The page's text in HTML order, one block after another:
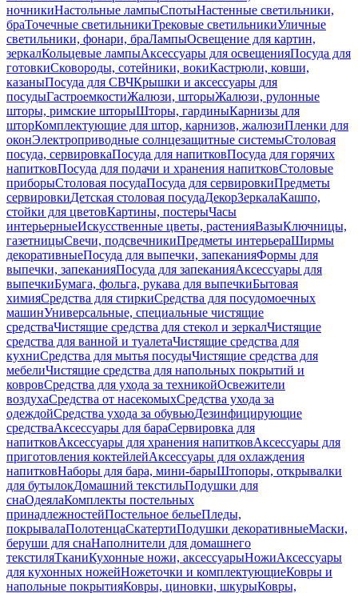
ночникиНастольные лампыСпотыНастенные светильники,
браТочечные светильникиТрековые светильникиУличные
светильники, фонари, браЛампыОсвещение для картин,
зеркалКольцевые лампыАксессуары для освещенияПосуда для
готовкиСковороды, сотейники, вокиКастрюли, ковши,
казаныПосуда для СВЧКрышки и аксессуары для
посудыГастроемкостиЖалюзи, шторыЖалюзи, рулонные
шторы, римские шторыШторы, гардиныКарнизы для
шторКомплектующие для штор, карнизов, жалюзиПленки для
оконЭлектроприводные солнцезащитные системыСтоловая
посуда, сервировкаПосуда для напитковПосуда для горячих
напитковПосуда для подачи и хранения напитковСтоловые
приборыСтоловая посудаПосуда для сервировкиПредметы
сервировкиДетская столовая посудаДекорЗеркалаКашпо,
стойки для цветовКартины, постерыЧасы
интерьерныеИскусственные цветы, растенияВазыКлючницы,
газетницыСвечи, подсвечникиПредметы интерьераШирмы
декоративныеПосуда для выпечки, запеканияФормы для
выпечки, запеканияПосуда для запеканияАксессуары для
выпечкиБумага, фольга, рукава для выпечкиБытовая
химияСредства для стиркиСредства для посудомоечных
машинУниверсальные, специальные чистящие
средстваЧистящие средства для стекол и зеркалЧистящие
средства для ванной и туалетаЧистящие средства для
кухниСредства для мытья посудыЧистящие средства для
мебелиЧистящие средства для напольных покрытий и
ковровСредства для ухода за техникойОсвежители
воздухаСредства от насекомыхСредства ухода за
одеждойСредства ухода за обувьюДезинфицирующие
средстваАксессуары для бараСервировка для
напитковАксессуары для хранения напитковАксессуары для
приготовления коктейлейАксессуары для охлаждения
напитковНаборы для бара, мини-барыШтопоры, открывалки
для бутылокДомашний текстильПодушки для
снаОдеялаКомплекты постельных
принадлежностейПостельное бельеПледы,
покрывалаПолотенцаСкатертиПодушки декоративныеМаски,
беруши для снаНаполнители для домашнего
текстиляТканиКухонные ножи, аксессуарыНожиАксессуары
для кухонных ножейНожеточки и комплектующиеКовры и
напольные покрытияКовры, циновки, шкурыКовры,